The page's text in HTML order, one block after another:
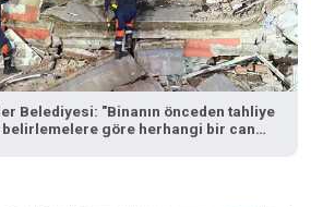
Belediyesi: "Binanın önceden tahliye
göre herhangi bir can